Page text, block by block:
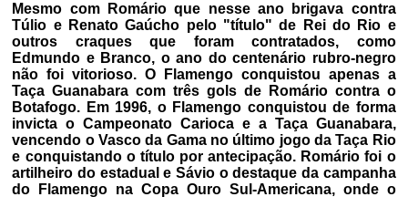
Mesmo com Romário que nesse ano brigava contra
Túlio e Renato Gaúcho pelo "título" de Rei do Rio e
outros craques que foram contratados, como
Edmundo e Branco, o ano do centenário rubro-negro
não foi vitorioso. O Flamengo conquistou apenas a
Taça Guanabara com três gols de Romário contra o
Botafogo. Em 1996, o Flamengo conquistou de forma
invicta o Campeonato Carioca e a Taça Guanabara,
vencendo o Vasco da Gama no último jogo da Taça Rio
e conquistando o título por antecipação. Romário foi o
artilheiro do estadual e Sávio o destaque da campanha
do Flamengo na Copa Ouro Sul-Americana, onde o